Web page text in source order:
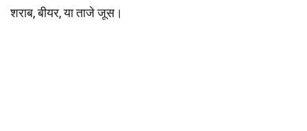
शराब, बीयर, या ताजे जूस।